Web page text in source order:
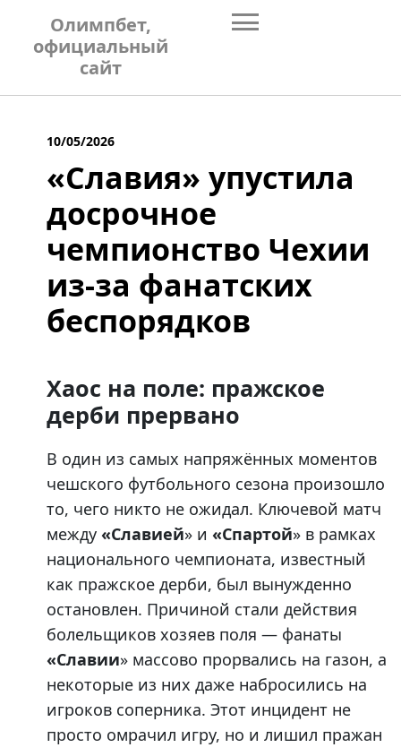
content
Олимпбет,
официальный
сайт
10/05/2026
«Славия» упустила
досрочное
чемпионство Чехии
из-за фанатских
беспорядков
Хаос на поле: пражское
дерби прервано
В один из самых напряжённых моментов
чешского футбольного сезона произошло
то, чего никто не ожидал. Ключевой матч
между «Славией» и «Спартой» в рамках
национального чемпионата, известный
как пражское дерби, был вынужденно
остановлен. Причиной стали действия
болельщиков хозяев поля — фанаты
«Славии» массово прорвались на газон, а
некоторые из них даже набросились на
игроков соперника. Этот инцидент не
просто омрачил игру, но и лишил пражан